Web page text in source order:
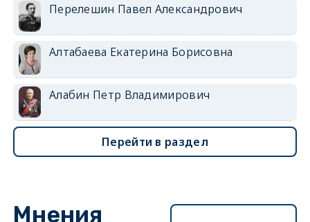
Перелешин Павел Александрович
Алтабаева Екатерина Борисовна
Алабин Петр Владимирович
Перейти в раздел
Мнения